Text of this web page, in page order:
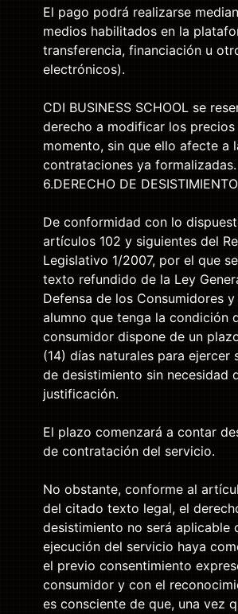
El pago podrá realizarse
medios habilitados en la
transferencia, financiación u
electrónicos).
CDI BUSINESS SCHOOL se
derecho a modificar los precios
momento, sin que ello afecte a
contrataciones ya formalizadas.
6.DERECHO DE DESISTIMIENTO
De conformidad con lo
artículos 102 y siguientes del
Legislativo 1/2007, por el que
texto refundido de la Ley
Defensa de los Consumidores y
alumno que tenga la condición
consumidor dispone de un
(14) días naturales para ejercer
de desistimiento sin necesidad
justificación.
El plazo comenzará a contar
de contratación del servicio.
No obstante, conforme al
del citado texto legal, el
desistimiento no será aplicable
ejecución del servicio haya
el previo consentimiento
consumidor y con el
es consciente de que, una vez